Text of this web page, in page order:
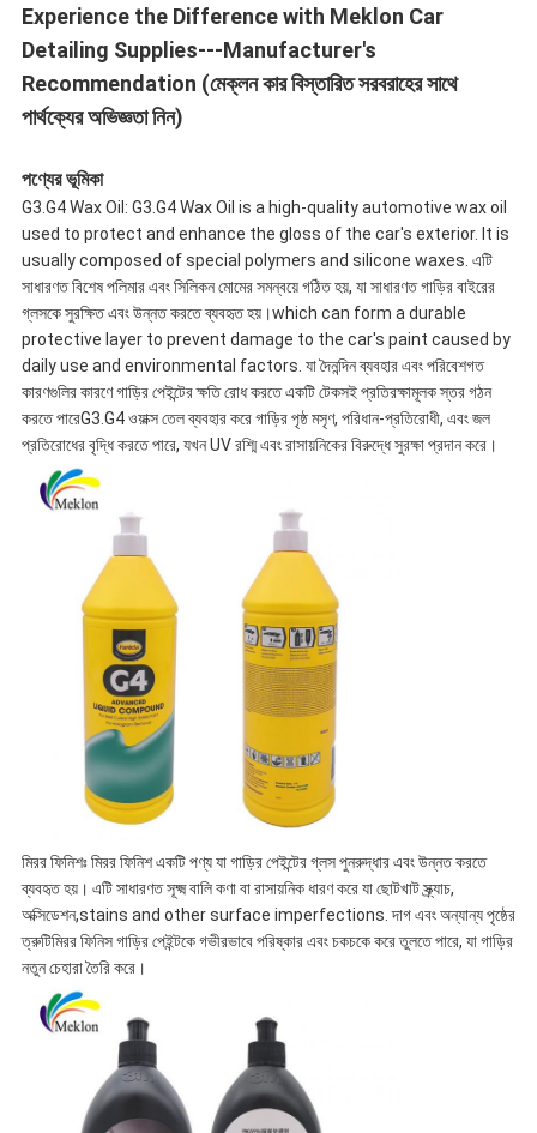
গোপনীয়তা
নীতি
Experience the Difference with Meklon Car
Detailing Supplies---Manufacturer's
Recommendation (মেক্লন কার বিস্তারিত সরবরাহের সাথে
পার্থক্যের অভিজ্ঞতা নিন)
পণ্যের ভূমিকা
G3.G4 Wax Oil: G3.G4 Wax Oil is a high-quality automotive wax oil
used to protect and enhance the gloss of the car's exterior. It is
usually composed of special polymers and silicone waxes. এটি
সাধারণত বিশেষ পলিমার এবং সিলিকন মোমের সমন্বয়ে গঠিত হয়, যা সাধারণত গাড়ির বাইরের
গ্লসকে সুরক্ষিত এবং উন্নত করতে ব্যবহৃত হয়।which can form a durable
protective layer to prevent damage to the car's paint caused by
daily use and environmental factors. যা দৈনন্দিন ব্যবহার এবং পরিবেশগত
কারণগুলির কারণে গাড়ির পেইন্টের ক্ষতি রোধ করতে একটি টেকসই প্রতিরক্ষামূলক স্তর গঠন
করতে পারেG3.G4 ওয়াক্স তেল ব্যবহার করে গাড়ির পৃষ্ঠ মসৃণ, পরিধান-প্রতিরোধী, এবং জল
প্রতিরোধের বৃদ্ধি করতে পারে, যখন UV রশ্মি এবং রাসায়নিকের বিরুদ্ধে সুরক্ষা প্রদান করে।
মিরর ফিনিশঃ মিরর ফিনিশ একটি পণ্য যা গাড়ির পেইন্টের গ্লস পুনরুদ্ধার এবং উন্নত করতে
ব্যবহৃত হয়। এটি সাধারণত সূক্ষ্ম বালি কণা বা রাসায়নিক ধারণ করে যা ছোটখাট স্ক্র্যাচ,
অক্সিডেশন,stains and other surface imperfections. দাগ এবং অন্যান্য পৃষ্ঠের
ত্রুটিমিরর ফিনিস গাড়ির পেইন্টকে গভীরভাবে পরিষ্কার এবং চকচকে করে তুলতে পারে, যা গাড়ির
নতুন চেহারা তৈরি করে।